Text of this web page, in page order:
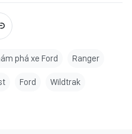
phá xe Ford Ranger
Ford Wildtrak